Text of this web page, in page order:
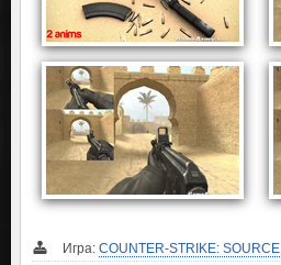
Игра: COUNTER-STRIKE: SOURCE